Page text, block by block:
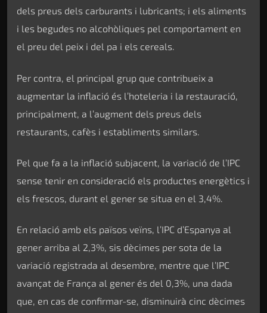
dels preus dels carburants i lubricants; i els aliments
i les begudes no alcohòliques pel comportament en
el preu del peix i del pa i els cereals.
Per contra, el principal grup que contribueix a
augmentar la inflació és l’hoteleria i la restauració,
principalment, a l’augment dels preus dels
restaurants, cafès i establiments similars.
Pel que fa a la inflació subjacent, la variació de l’IPC
sense tenir en consideració els productes energètics i
els frescos, durant el gener se situa en el 3,4%.
En relació amb els països veïns, l’IPC d’Espanya al
gener arriba al 2,3%, sis dècimes per sota de la
variació registrada al desembre, mentre que l’IPC
avançat de França al gener és del 0,3%, una dada
que, en cas de confirmar-se, disminuirà cinc dècimes